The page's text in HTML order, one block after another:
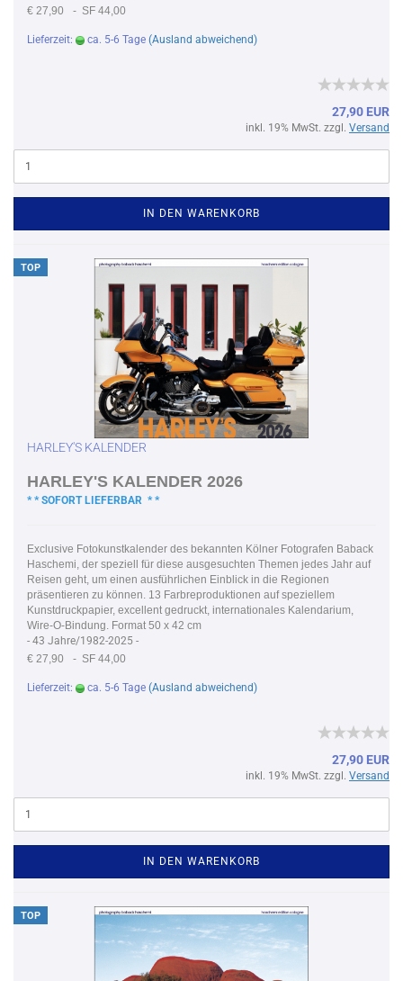
€ 27,90
- SF 44,00
Lieferzeit: ca. 5-6 Tage (Ausland abweichend)
27,90 EUR
inkl. 19% MwSt. zzgl. Versand
IN DEN WARENKORB
TOP
HARLEY'S KALENDER
HARLEY'S KALENDER 2026
* * SOFORT LIEFERBAR * *
Exclusive Fotokunstkalender des bekannten Kölner Fotografen Baback
Haschemi, der speziell für diese ausgesuchten Themen jedes Jahr auf
Reisen geht, um einen ausführlichen Einblick in die Regionen
präsentieren zu können. 13 Farbreproduktionen auf speziellem
Kunstdruckpapier, excellent gedruckt, internationales Kalendarium,
Wire-O-Bindung. Format 50 x 42 cm
- 43 Jahre/1982-2025 -
€ 27,90
- SF 44,00
Lieferzeit: ca. 5-6 Tage (Ausland abweichend)
27,90 EUR
inkl. 19% MwSt. zzgl. Versand
IN DEN WARENKORB
TOP